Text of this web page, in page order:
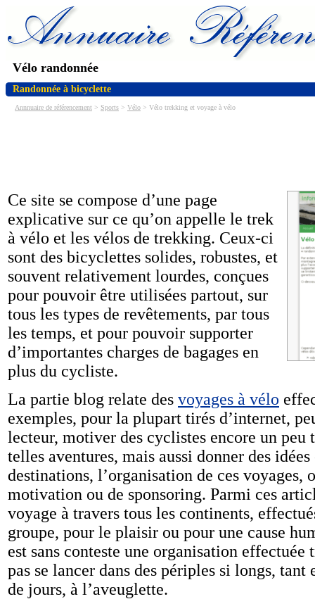
Vélo randonnée
Randonnée à bicyclette
Annnuaire de référencement > Sports > Vélo > Vélo trekking et voyage à vélo
Ce site se compose d’une page
explicative sur ce qu’on appelle le trek
à vélo et les vélos de trekking. Ceux-ci
sont des bicyclettes solides, robustes, et
souvent relativement lourdes, conçues
pour pouvoir être utilisées partout, sur
tous les types de revêtements, par tous
les temps, et pour pouvoir supporter
d’importantes charges de bagages en
plus du cycliste.
La partie blog relate des voyages à vélo
exemples, pour la plupart tirés d’internet,
lecteur, motiver des cyclistes encore un peu
telles aventures, mais aussi donner des
destinations, l’organisation de ces voyages,
motivation ou de sponsoring. Parmi ces
voyage à travers tous les continents,
groupe, pour le plaisir ou pour une cause
est sans conteste une organisation effectuée
pas se lancer dans des périples si longs,
de jours, à l’aveuglette.